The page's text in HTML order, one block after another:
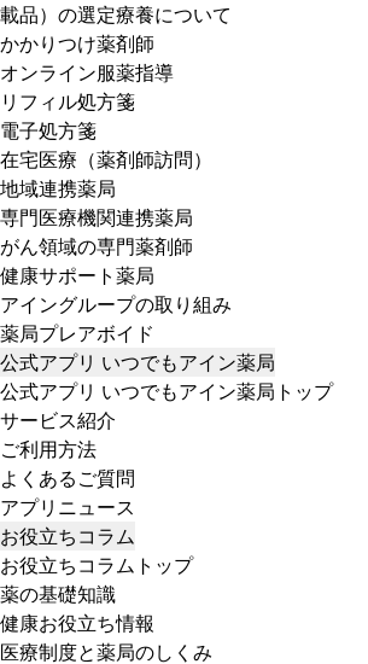
載品）の選定療養について
かかりつけ薬剤師
オンライン服薬指導
リフィル処方箋
電子処方箋
在宅医療（薬剤師訪問）
地域連携薬局
専門医療機関連携薬局
がん領域の専門薬剤師
健康サポート薬局
アイングループの取り組み
薬局プレアボイド
公式アプリ いつでもアイン薬局
公式アプリ いつでもアイン薬局トップ
サービス紹介
ご利用方法
よくあるご質問
アプリニュース
お役立ちコラム
お役立ちコラムトップ
薬の基礎知識
健康お役立ち情報
医療制度と薬局のしくみ